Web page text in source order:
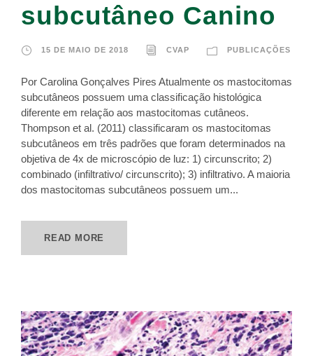
subcutâneo Canino
15 DE MAIO DE 2018 CVAP PUBLICAÇÕES
Por Carolina Gonçalves Pires Atualmente os mastocitomas
subcutâneos possuem uma classificação histológica
diferente em relação aos mastocitomas cutâneos.
Thompson et al. (2011) classificaram os mastocitomas
subcutâneos em três padrões que foram determinados na
objetiva de 4x de microscópio de luz: 1) circunscrito; 2)
combinado (infiltrativo/ circunscrito); 3) infiltrativo. A maioria
dos mastocitomas subcutâneos possuem um...
READ MORE